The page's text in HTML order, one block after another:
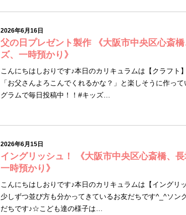
2026年6月16日
父の日プレゼント製作 《大阪市中央区心斎
ズ、一時預かり》
こんにちはしおりです♪本日のカリキュラムは【クラフト
「お父さんよろこんでくれるかな？」と楽しそうに作っ
グラムで毎日投稿中！！#キッズ…
2026年6月15日
イングリッシュ！ 《大阪市中央区心斎橋、
一時預かり》
こんにちはしおりです♪本日のカリキュラムは【イングリ
少しずつ並び方も分かってきているお友だちです^_^ソン
だちです♪☆こども達の様子は…